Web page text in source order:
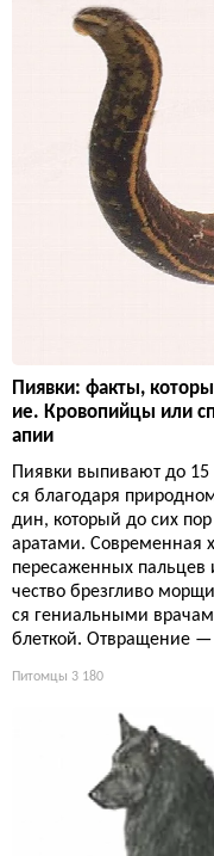
Пиявки: факты,
ие. Кровопийцы или
апии
Пиявки выпивают до 15
ся благодаря
дин, который до сих
аратами. Современная
пересаженных пальцев
чество брезгливо
ся гениальными
блеткой. Отвращение —
Питомцы 3 180